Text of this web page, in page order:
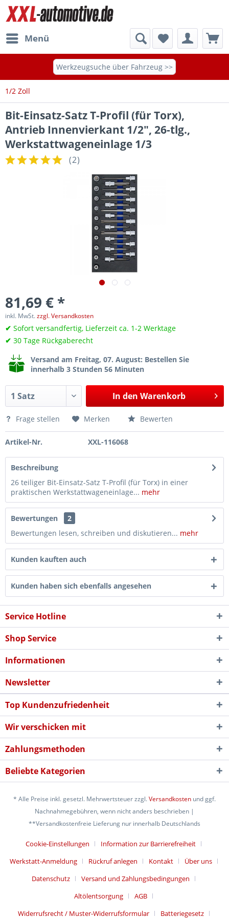
Menü
Werkzeugsuche über Fahrzeug >>
1/2 Zoll
Bit-Einsatz-Satz T-Profil (für Torx),
Antrieb Innenvierkant 1/2", 26-tlg.,
Werkstattwageneinlage 1/3
(2)
81,69 € *
inkl. MwSt.zzgl. Versandkosten
✔ Sofort versandfertig, Lieferzeit ca. 1-2 Werktage
✔ 30 Tage Rückgaberecht
Versand am Freitag, 07. August: Bestellen Sie
innerhalb 3 Stunden 56 Minuten
In den Warenkorb
Frage stellen Merken Bewerten
Artikel-Nr. XXL-116068
Beschreibung
26 teiliger Bit-Einsatz-Satz T-Profil (für Torx) in einer
praktischen Werkstattwageneinlage... mehr
Bewertungen
2
Bewertungen lesen, schreiben und diskutieren... mehr
Kunden kauften auch
Kunden haben sich ebenfalls angesehen
Service Hotline
Shop Service
Informationen
Newsletter
Top Kundenzufriedenheit
Wir verschicken mit
Zahlungsmethoden
Beliebte Kategorien
* Alle Preise inkl. gesetzl. Mehrwertsteuer zzgl.Versandkosten und ggf.
Nachnahmegebühren, wenn nicht anders beschrieben |
**Versandkostenfreie Lieferung nur innerhalb Deutschlands
Cookie-Einstellungen
Information zur Barrierefreiheit
Werkstatt-Anmeldung
Rückruf anlegen Kontakt
Über uns
Datenschutz
Versand und Zahlungsbedingungen
Altölentsorgung
AGB
Widerrufsrecht / Muster-Widerrufsformular
Batteriegesetz